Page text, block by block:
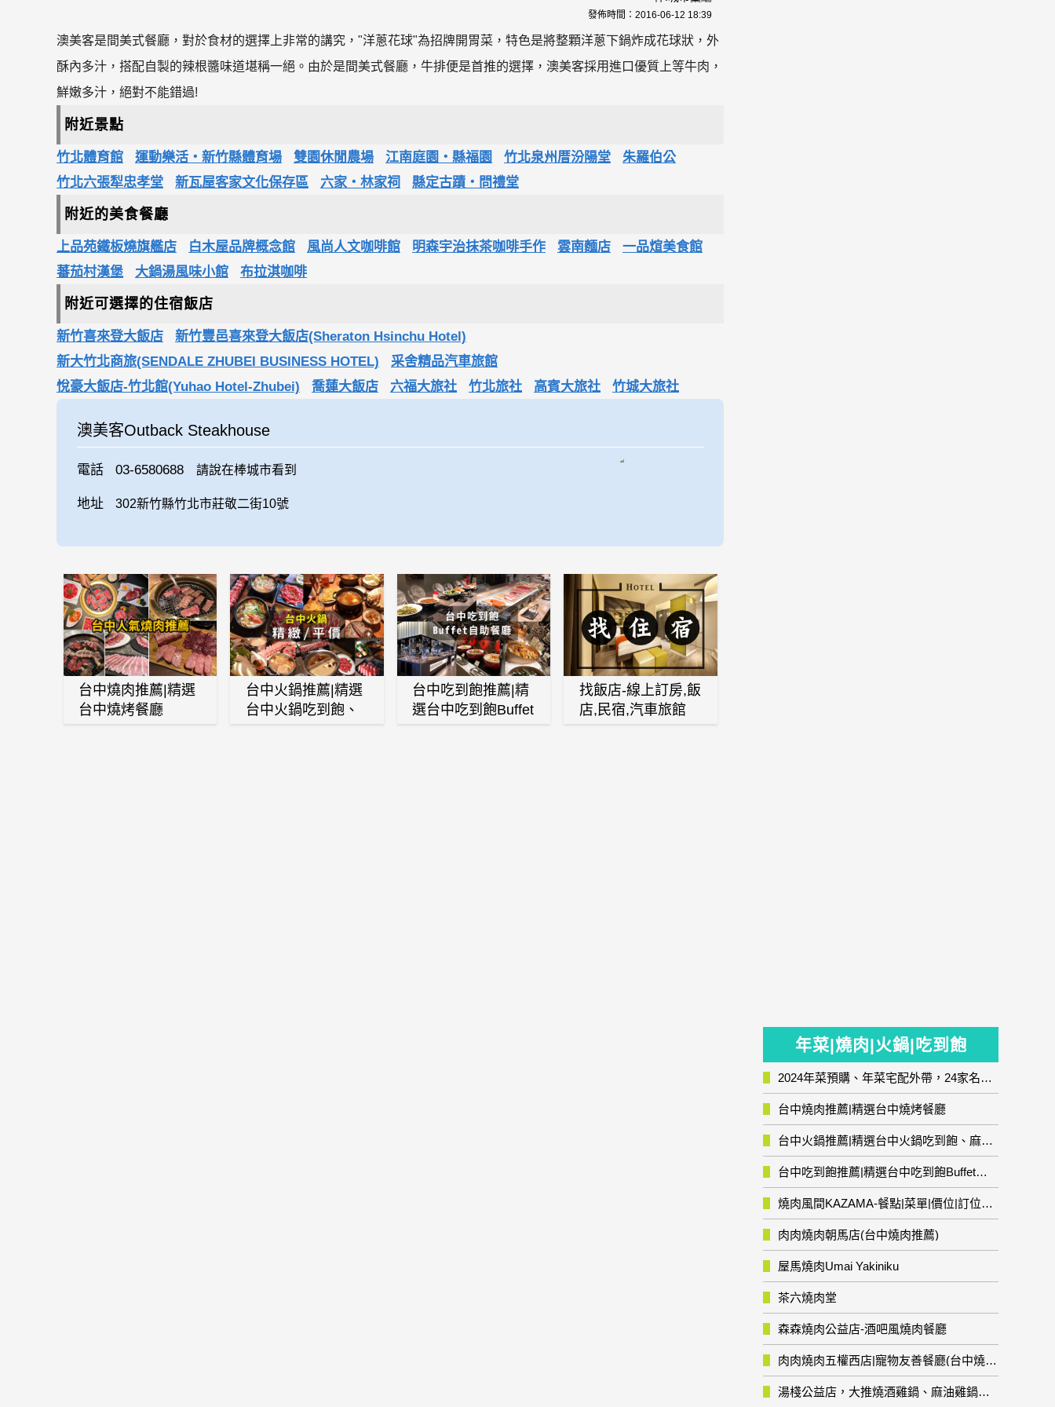
發佈時間： 2016-06-12 18:39
澳美客是間美式餐廳，對於食材的選擇上非常的講究，"洋蔥花球"為招牌開胃菜，特色是將整顆洋蔥下鍋炸成花球狀，外
酥內多汁，搭配自製的辣根醬味道堪稱一絕。由於是間美式餐廳，牛排便是首推的選擇，澳美客採用進口優質上等牛肉，
鮮嫩多汁，絕對不能錯過!
附近景點
竹北體育館 運動樂活‧新竹縣體育場 雙園休閒農場 江南庭園‧縣福園 竹北泉州厝汾陽堂
朱羅伯公
竹北六張犁忠孝堂
新瓦屋客家文化保存區 六家‧林家祠 縣定古蹟‧問禮堂
附近的美食餐廳
上品苑鐵板燒旗艦店 白木屋品牌概念館 風尚人文咖啡館 明森宇治抹茶咖啡手作 雲南麵店
一品煊美食館
蕃茄村漢堡
大鍋湯風味小館 布拉淇咖啡
附近可選擇的住宿飯店
新竹喜來登大飯店
新竹豐邑喜來登大飯店(Sheraton Hsinchu Hotel)
新大竹北商旅(SENDALE ZHUBEI BUSINESS HOTEL)
采舍精品汽車旅館
悅豪大飯店-竹北館(Yuhao Hotel-Zhubei)
喬蓮大飯店 六福大旅社 竹北旅社 高賓大旅社 竹城大旅社
澳美客Outback Steakhouse
電話 03-6580688 請說在棒城市看到
地址 302新竹縣竹北市莊敬二街10號
台中燒肉推薦|精選
台中燒烤餐廳
台中火鍋推薦|精選
台中火鍋吃到飽、
台中吃到飽推薦|精
選台中吃到飽Buffet
找飯店-線上訂房,飯
店,民宿,汽車旅館
年菜|燒肉|火鍋|吃到飽
2024年菜預購、年菜宅配外帶，24家名店年菜推薦整理，圍爐輕鬆上菜團圓趣
台中燒肉推薦|精選台中燒烤餐廳
台中火鍋推薦|精選台中火鍋吃到飽、麻辣鍋、鴛鴦鍋、石頭火鍋、酸菜白肉鍋、海鮮鍋、燒酒雞、麻油雞、壽喜燒等熱門人氣火鍋店!
台中吃到飽推薦|精選台中吃到飽Buffet自助餐廳
燒肉風間KAZAMA-餐點|菜單|價位|訂位資訊
肉肉燒肉朝馬店(台中燒肉推薦)
屋馬燒肉Umai Yakiniku
茶六燒肉堂
森森燒肉公益店-酒吧風燒肉餐廳
肉肉燒肉五權西店|寵物友善餐廳(台中燒肉推薦)
湯棧公益店，大推燒酒雞鍋、麻油雞鍋暖暖有夠補